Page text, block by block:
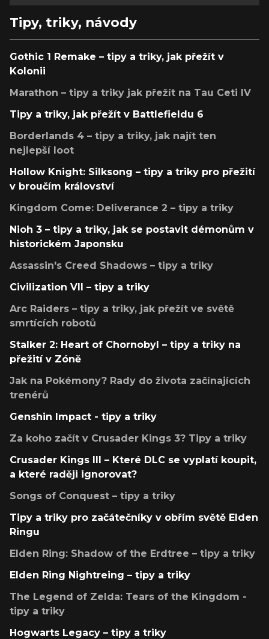
Tipy, triky, návody
Gothic 1 Remake – tipy a triky, jak přežít v
Kolonii
Marathon – tipy a triky jak přežít na Tau Ceti IV
Tipy a triky, jak přežít v Battlefieldu 6
Borderlands 4 – tipy a triky, jak najít ten
nejlepší loot
Hollow Knight: Silksong – tipy a triky pro přežití
v broučím království
Kingdom Come: Deliverance 2 – tipy a triky
Nioh 3 – tipy a triky, jak se postavit démonům v
historickém Japonsku
Assassin's Creed Shadows – tipy a triky
Civilization VII – tipy a triky
Arc Raiders – tipy a triky, jak přežít ve světě
smrtících robotů
Stalker 2: Heart of Chornobyl – tipy a triky na
přežití v Zóně
Jak na Pokémony? Rady do života začínajících
trenérů
Genshin Impact - tipy a triky
Za koho začít v Crusader Kings 3? Tipy a triky
Crusader Kings III – Které DLC se vyplatí koupit,
a které raději ignorovat?
Songs of Conquest – tipy a triky
Tipy a triky pro začátečníky v obřím světě Elden
Ringu
Elden Ring: Shadow of the Erdtree – tipy a triky
Elden Ring Nightreing – tipy a triky
The Legend of Zelda: Tears of the Kingdom -
tipy a triky
Hogwarts Legacy – tipy a triky